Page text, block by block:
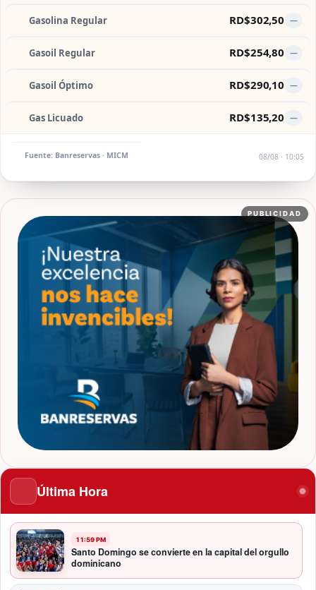
Gasolina Regular RD$302,50 —
Gasoil Regular RD$254,80 —
Gasoil Óptimo RD$290,10 —
Gas Licuado RD$135,20 —
Fuente: Banreservas · MICM 08/08 · 10:05
PUBLICIDAD
Última Hora
11:59 PM
Santo Domingo se convierte en la capital del orgullo
dominicano